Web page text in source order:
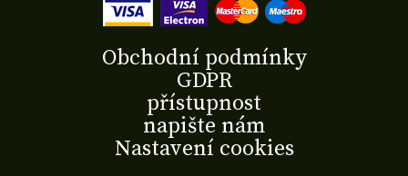
Obchodní podmínky
GDPR
přístupnost
napište nám
Nastavení cookies